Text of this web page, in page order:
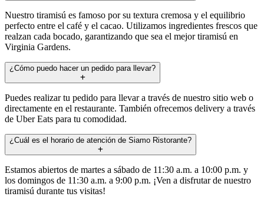
Nuestro tiramisú es famoso por su textura cremosa y el equilibrio
perfecto entre el café y el cacao. Utilizamos ingredientes frescos que
realzan cada bocado, garantizando que sea el mejor tiramisú en
Virginia Gardens.
¿Cómo puedo hacer un pedido para llevar?
Puedes realizar tu pedido para llevar a través de nuestro sitio web o
directamente en el restaurante. También ofrecemos delivery a través
de Uber Eats para tu comodidad.
¿Cuál es el horario de atención de Siamo Ristorante?
Estamos abiertos de martes a sábado de 11:30 a.m. a 10:00 p.m. y
los domingos de 11:30 a.m. a 9:00 p.m. ¡Ven a disfrutar de nuestro
tiramisú durante tus visitas!